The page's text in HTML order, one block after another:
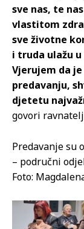
sve nas, te
vlastitom
sve životne
i truda ulažu
Vjerujem da
predavanju,
djetetu
govori
Predavanje su
– područni
Foto: